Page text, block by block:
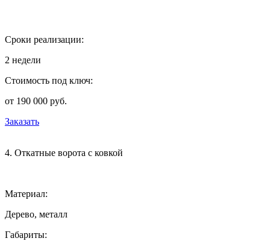
Сроки реализации:
2 недели
Стоимость под ключ:
от 190 000 руб.
Заказать
4. Откатные ворота с ковкой
Материал:
Дерево, металл
Габариты: